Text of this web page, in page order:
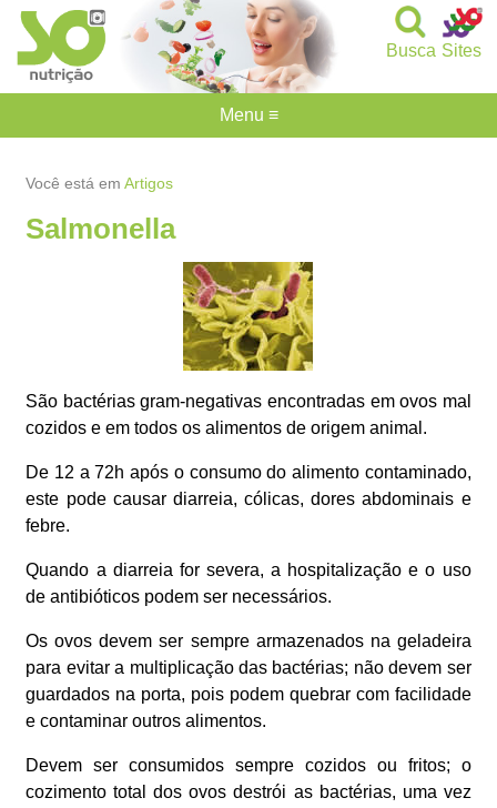
Sites
Busca
Você está emArtigos
Salmonella
São bactérias gram-negativas encontradas em ovos mal
cozidos e em todos os alimentos de origem animal.
De 12 a 72h após o consumo do alimento contaminado,
este pode causar diarreia, cólicas, dores abdominais e
febre.
Quando a diarreia for severa, a hospitalização e o uso
de antibióticos podem ser necessários.
Os ovos devem ser sempre armazenados na geladeira
para evitar a multiplicação das bactérias; não devem ser
guardados na porta, pois podem quebrar com facilidade
e contaminar outros alimentos.
Devem ser consumidos sempre cozidos ou fritos; o
cozimento total dos ovos destrói as bactérias, uma vez